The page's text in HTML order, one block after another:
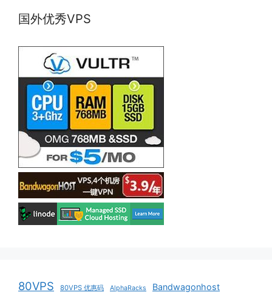
国外优秀VPS
80VPS 80VPS 优惠码 AlphaRacks Bandwagonhost